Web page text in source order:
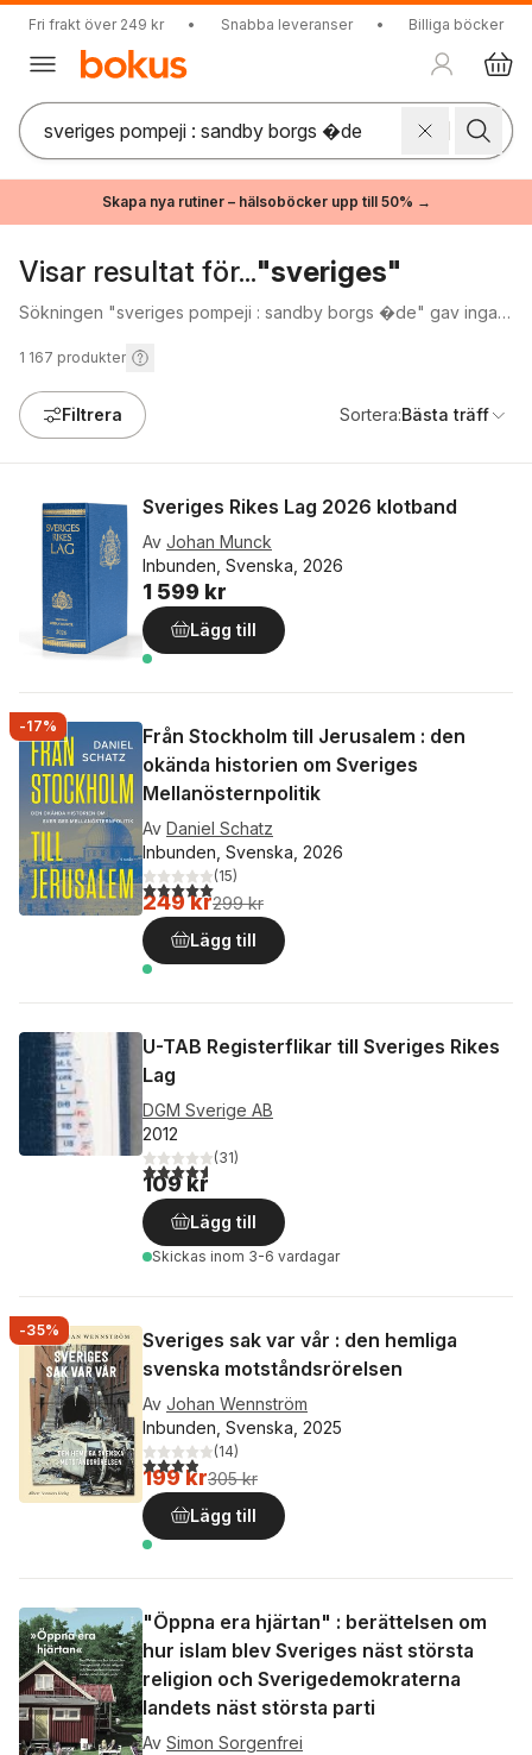
Fri frakt över 249 kr • Snabba leveranser • Billiga böcker
Skapa nya rutiner – hälsoböcker upp till 50% →
Visar resultat för..."sveriges"
Sökningen "sveriges pompeji : sandby borgs �de" gav inga
1 167 produkter
Filtrera Sortera:Bästa träff
Sveriges Rikes Lag 2026 klotband
Av Johan Munck
Inbunden, Svenska, 2026
1 599 kr
Lägg till
-17%
Från Stockholm till Jerusalem : den
okända historien om Sveriges
Mellanösternpolitik
Av Daniel Schatz
Inbunden, Svenska, 2026
5,0utav 5 stjärnor. Totalt antal röster:
(15)
249 kr299 kr
Lägg till
U-TAB Registerflikar till Sveriges Rikes
Lag
DGM Sverige AB
2012
4,6utav 5 stjärnor. Totalt antal röster:
(31)
109 kr
Lägg till
Skickas inom 3-6 vardagar
-35%
Sveriges sak var vår : den hemliga
svenska motståndsrörelsen
Av Johan Wennström
Inbunden, Svenska, 2025
3,9utav 5 stjärnor. Totalt antal röster:
(14)
199 kr305 kr
Lägg till
"Öppna era hjärtan" : berättelsen om
hur islam blev Sveriges näst största
religion och Sverigedemokraterna
landets näst största parti
Av Simon Sorgenfrei